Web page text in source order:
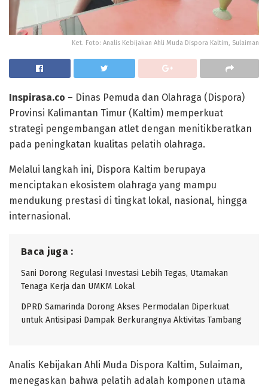
Ket. Foto: Analis Kebijakan Ahli Muda Dispora Kaltim, Sulaiman
Inspirasa.co – Dinas Pemuda dan Olahraga (Dispora)
Provinsi Kalimantan Timur (Kaltim) memperkuat
strategi pengembangan atlet dengan menitikberatkan
pada peningkatan kualitas pelatih olahraga.
Melalui langkah ini, Dispora Kaltim berupaya
menciptakan ekosistem olahraga yang mampu
mendukung prestasi di tingkat lokal, nasional, hingga
internasional.
Baca juga :
Sani Dorong Regulasi Investasi Lebih Tegas, Utamakan
Tenaga Kerja dan UMKM Lokal
DPRD Samarinda Dorong Akses Permodalan Diperkuat
untuk Antisipasi Dampak Berkurangnya Aktivitas Tambang
Analis Kebijakan Ahli Muda Dispora Kaltim, Sulaiman,
menegaskan bahwa pelatih adalah komponen utama